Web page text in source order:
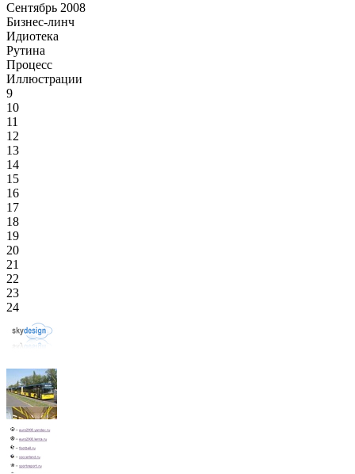
Сентябрь 2008
Бизнес-линч
Идиотека
Рутина
Процесс
Иллюстрации
9
10
11
12
13
14
15
16
17
18
19
20
21
22
23
24